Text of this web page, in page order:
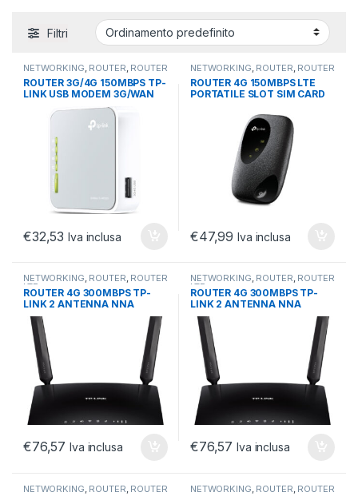
Filtri
NETWORKING ROUTER ROUTER
ROUTER 3G/4G 150MBPS TP-
LINK USB MODEM 3G/WAN
2,4GHZ 1ANTENNAINTERNA
€32,53 Iva inclusa
NETWORKING ROUTER ROUTER
ROUTER 4G 150MBPS LTE
PORTATILE SLOT SIM CARD
€47,99 Iva inclusa
NETWORKING, ROUTER, ROUTER
LTE
ROUTER 4G 300MBPS TP-
LINK 2 ANTENNA NNA
STACCABILE
€76,57 Iva inclusa
NETWORKING, ROUTER, ROUTER
LTE
ROUTER 4G 300MBPS TP-
LINK 2 ANTENNA NNA
STACCABILE
€76,57 Iva inclusa
NETWORKING ROUTER ROUTER NETWORKING ROUTER ROUTER